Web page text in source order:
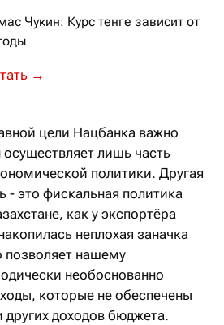
Чукин: Курс тенге зависит от
экспертно-
→
цели Нацбанка важно
осуществляет лишь часть
политики. Другая
- это фискальная политика
как у экспортёра
неплохая заначка
позволяет нашему
необоснованно
которые не обеспечены
доходов бюджета.